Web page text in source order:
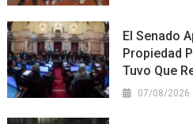
El Senado
Propiedad
Tuvo Que
07/08/2026